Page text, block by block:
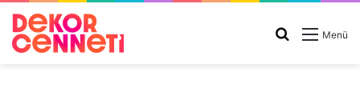
Menü
Arama